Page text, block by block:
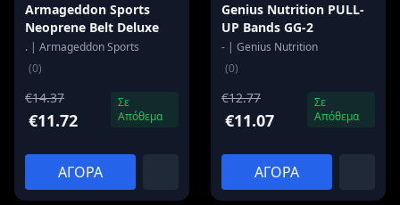
Armageddon Sports
Neoprene Belt Deluxe
. | Armageddon Sports
(0)
€14.37
€11.72
Σε
Απόθεμα
ΑΓΟΡΑ
Genius Nutrition PULL-
UP Bands GG-2
- | Genius Nutrition
(0)
€12.77
€11.07
Σε
Απόθεμα
ΑΓΟΡΑ